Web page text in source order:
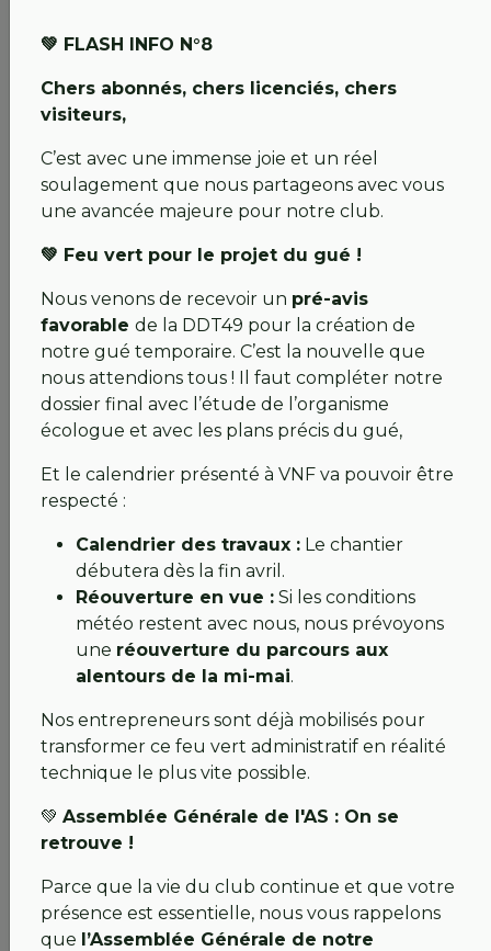
💚 FLASH INFO N°8
Chers abonnés, chers licenciés, chers
visiteurs,
C’est avec une immense joie et un réel
soulagement que nous partageons avec vous
une avancée majeure pour notre club.
💚 Feu vert pour le projet du gué !
Nous venons de recevoir un pré-avis
favorable de la DDT49 pour la création de
notre gué temporaire. C’est la nouvelle que
nous attendions tous ! Il faut compléter notre
dossier final avec l’étude de l’organisme
écologue et avec les plans précis du gué,
Et le calendrier présenté à VNF va pouvoir être
respecté :
Calendrier des travaux : Le chantier
débutera dès la fin avril.
Réouverture en vue : Si les conditions
météo restent avec nous, nous prévoyons
une réouverture du parcours aux
alentours de la mi-mai.
Nos entrepreneurs sont déjà mobilisés pour
transformer ce feu vert administratif en réalité
technique le plus vite possible.
💚 Assemblée Générale de l'AS : On se
retrouve !
Parce que la vie du club continue et que votre
présence est essentielle, nous vous rappelons
que l’Assemblée Générale de notre
de la passerelle, projet des Ateliers Perrault), sachez
simplement que le plan de bataille suit son cours
avec détermination.
💚 Où jouer ? Une solidarité exceptionnelle
Grâce à la bienveillance de nos confrères, notre
réseau s'agrandit pour vous offrir des solutions
variées jusqu’à notre réouverture :
Accueil gracieux :
Guérande et Pornic.
Conditions privilégiées (-50%) : Saint-
Sébastien, Carquefou, Nantes Erdre et
désormais
La Bretesche
Conditions privilégiées (-20%) :
Vigneux et
Cholet.
💚 Modalités pour en bénéficier :
Licence :
via notre secrétariat
Réservation : Exclusivement sur réservation
préalable et selon les quotas disponibles
chaque club.
Justificatif :
Présentez votre statut d'abonné via
votre
compte Netgolf à l'accueil.
contactez-nous au02 40 98 58 00).
💚 Enseignement & École de Golf
Cours individuels :
Sébastien ( mercredi au samedi).
École de Golf :Les "Raptors" ont rendez-vous le
mercredi et le samedi àSaint-Sébastien